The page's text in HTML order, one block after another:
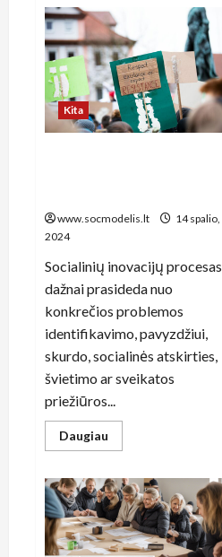
keliai:
kaip
išmanūs
automobilių
sprendimai
formuoja
naują
automobilizmo
kultūrą
Lietuvoje
Kita
www.socmodelis.lt
14 spalio,
2024
Socialinių inovacijų procesas
dažnai prasideda nuo
konkrečios problemos
identifikavimo, pavyzdžiui,
skurdo, socialinės atskirties,
švietimo ar sveikatos
priežiūros...
Daugiau
more
inovacijos:
Lietuva
kaip
pavyzdys
globaliems
pokyčiams